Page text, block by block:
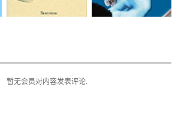
暂无会员对内容发表评论.